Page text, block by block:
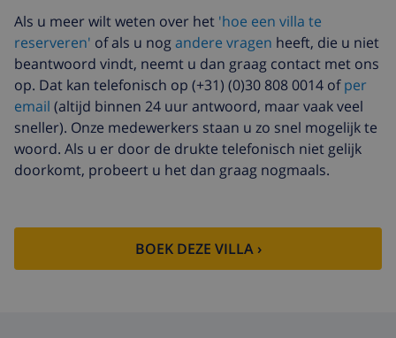
Extra beddengoed
US$ 17,59 per persoon
Extra handdoeken
US$ 8,80 per persoon
Annuleringsfonds:
4.80% van het totale bedrag
Als u meer wilt weten over het 'hoe een villa te
reserveren' of als u nogandere vragen heeft, die u niet
beantwoord vindt, neemt u dan graag contact met ons
op. Dat kan telefonisch op (+31) (0)30 808 0014 ofper
email (altijd binnen 24 uur antwoord, maar vaak veel
sneller). Onze medewerkers staan u zo snel mogelijk te
woord. Als u er door de drukte telefonisch niet gelijk
doorkomt, probeert u het dan graag nogmaals.
BOEK DEZE VILLA ›